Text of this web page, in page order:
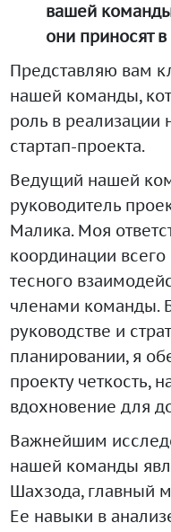
вашей
они приносят в
Представляю вам
нашей команды,
роль в реализации
стартап-проекта.
Ведущий нашей
руководитель
Малика. Моя
координации
тесного
членами команды.
руководстве и
планировании, я
проекту четкость,
вдохновение для
Важнейшим
нашей команды
Шахзода, главный
Ее навыки в